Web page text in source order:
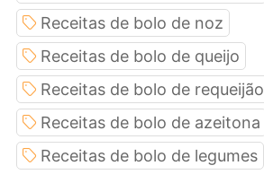
Receitas de bolo de noz
Receitas de bolo de queijo
Receitas de bolo de requeijão
Receitas de bolo de azeitona
Receitas de bolo de legumes